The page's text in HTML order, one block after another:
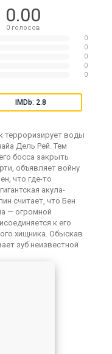
0.00
0голосов
0
0
0
0
0
IMDb: 2.8
терроризирует воды
Дель Рей. Тем
босса закрыть
объявляет войну
что где-то
акула-
считает, что Бен
— огромной
к его
хищника. Обыскав
зуб неизвестной